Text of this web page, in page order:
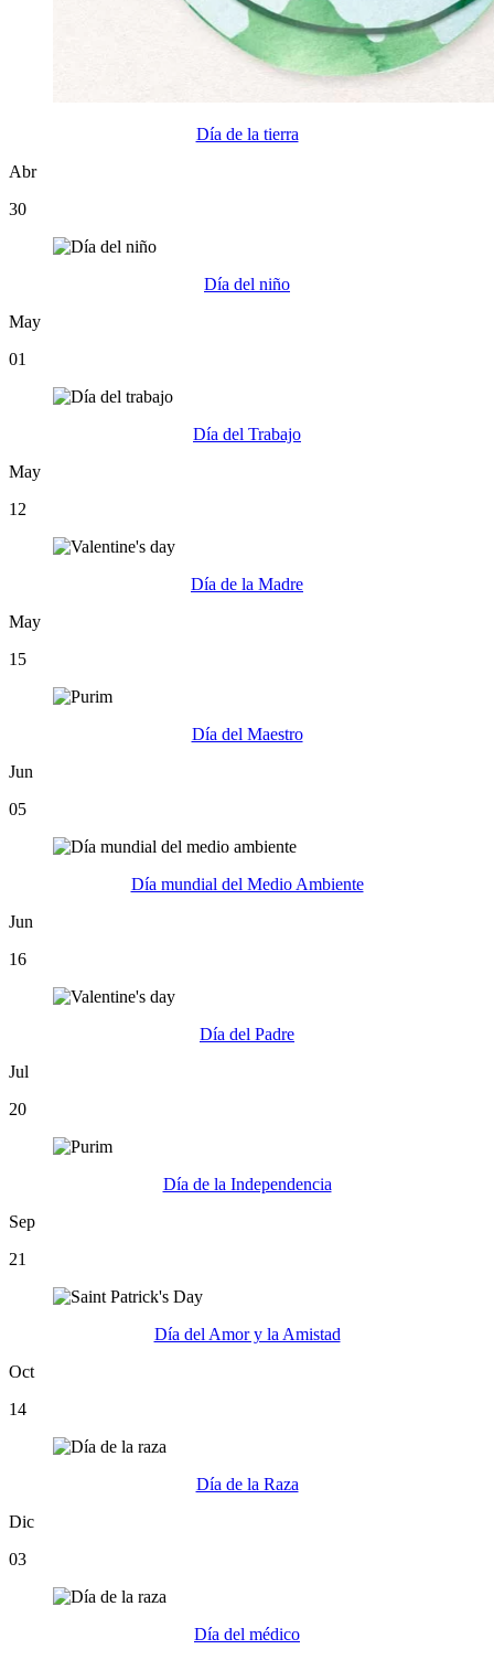
Día de la tierra
Abr
30
Día del niño
May
01
Día del Trabajo
May
12
Día de la Madre
May
15
Día del Maestro
Jun
05
Día mundial del Medio Ambiente
Jun
16
Día del Padre
Jul
20
Día de la Independencia
Sep
21
Día del Amor y la Amistad
Oct
14
Día de la Raza
Dic
03
Día del médico